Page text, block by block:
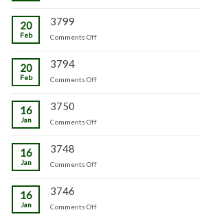
20
Feb
3799
Comments Offon
20
Feb
3794
Comments Offon
16
Jan
3750
Comments Offon
16
Jan
3748
Comments Offon
16
Jan
3746
Comments Offon